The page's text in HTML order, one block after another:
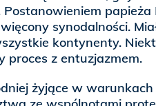
papieża
synodalności.
kontynenty.
proces z entuzjazmem.
żyjące w warunkach